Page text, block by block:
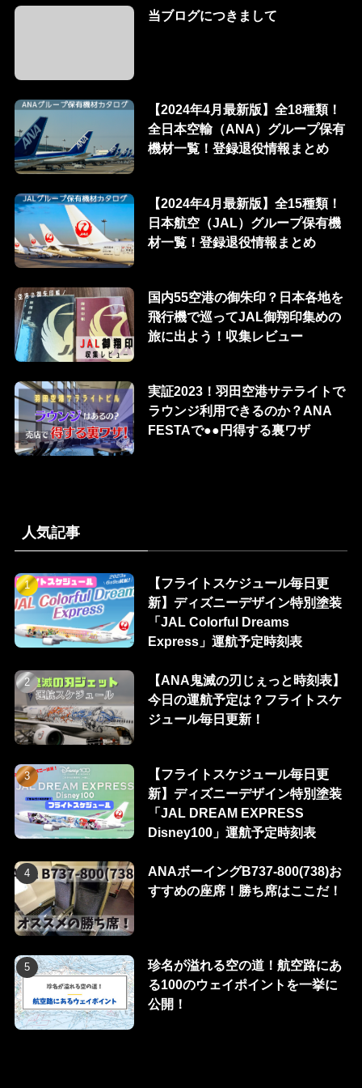
当ブログにつきまして
【2024年4月最新版】全18種類！
全日本空輸（ANA）グループ保有
機材一覧！登録退役情報まとめ
【2024年4月最新版】全15種類！
日本航空（JAL）グループ保有機
材一覧！登録退役情報まとめ
国内55空港の御朱印？日本各地を
飛行機で巡ってJAL御翔印集めの
旅に出よう！収集レビュー
実証2023！羽田空港サテライトで
ラウンジ利用できるのか？ANA
FESTAで●●円得する裏ワザ
人気記事
【フライトスケジュール毎日更
新】ディズニーデザイン特別塗装
「JAL Colorful Dreams
Express」運航予定時刻表
【ANA鬼滅の刃じぇっと時刻表】
今日の運航予定は？フライトスケ
ジュール毎日更新！
【フライトスケジュール毎日更
新】ディズニーデザイン特別塗装
「JAL DREAM EXPRESS
Disney100」運航予定時刻表
ANAボーイングB737-800(738)お
すすめの座席！勝ち席はここだ！
珍名が溢れる空の道！航空路にあ
る100のウェイポイントを一挙に
公開！